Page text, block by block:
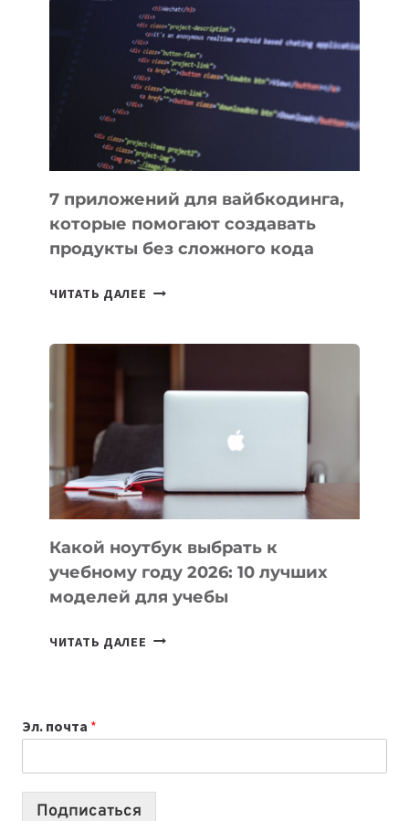
ПОЛЕЗНЫХ
ИНСТРУМЕНТОВ
ДЛЯ
РАБОТЫ
7 приложений для вайбкодинга,
которые помогают создавать
продукты без сложного кода
ЧИТАТЬ ДАЛЕЕ
СОЗДАВАТЬ
БЕЗ
СЛОЖНОГО
КОДА
Какой ноутбук выбрать к
учебному году 2026: 10 лучших
моделей для учебы
ЧИТАТЬ ДАЛЕЕ КАКОЙ
2026:
10
Эл. почта *
Подписаться